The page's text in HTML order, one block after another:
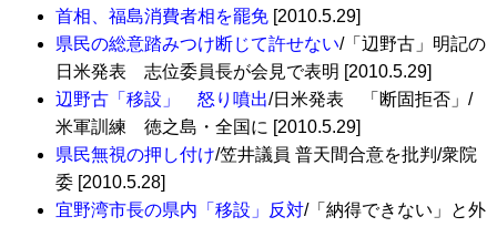
首相、福島消費者相を罷免 [2010.5.29]
県民の総意踏みつけ断じて許せない/「辺野古」明記の
日米発表 志位委員長が会見で表明 [2010.5.29]
辺野古「移設」 怒り噴出/日米発表 「断固拒否」/
米軍訓練 徳之島・全国に [2010.5.29]
県民無視の押し付け/笠井議員 普天間合意を批判/衆院
委 [2010.5.28]
宜野湾市長の県内「移設」反対/「納得できない」と外